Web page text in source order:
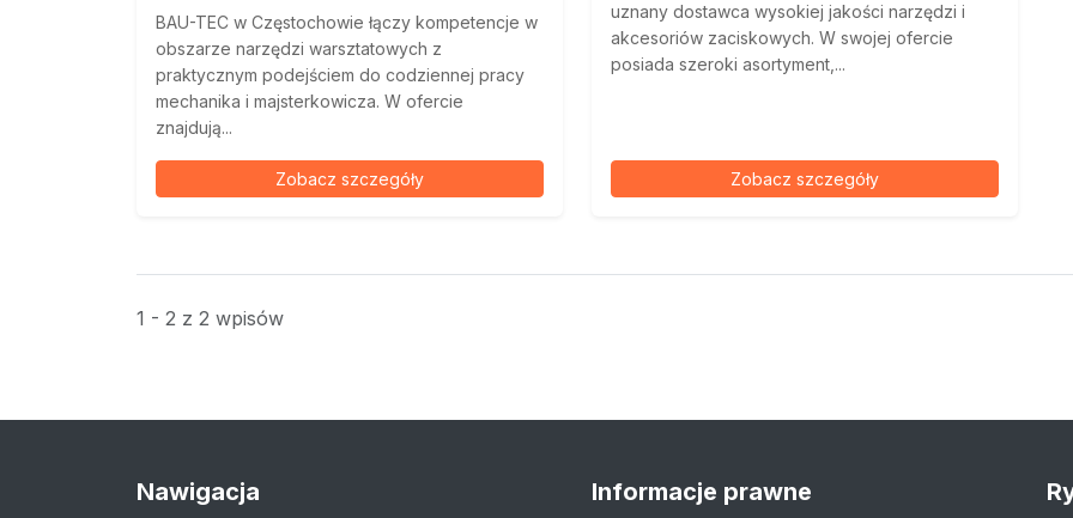
BAU-TEC w Częstochowie łączy kompetencje w
obszarze narzędzi warsztatowych z
praktycznym podejściem do codziennej pracy
mechanika i majsterkowicza. W ofercie
znajdują...
Zobacz szczegóły
uznany dostawca wysokiej jakości narzędzi i
akcesoriów zaciskowych. W swojej ofercie
posiada szeroki asortyment,...
Zobacz szczegóły
1 - 2 z 2 wpisów
Nawigacja Informacje prawne